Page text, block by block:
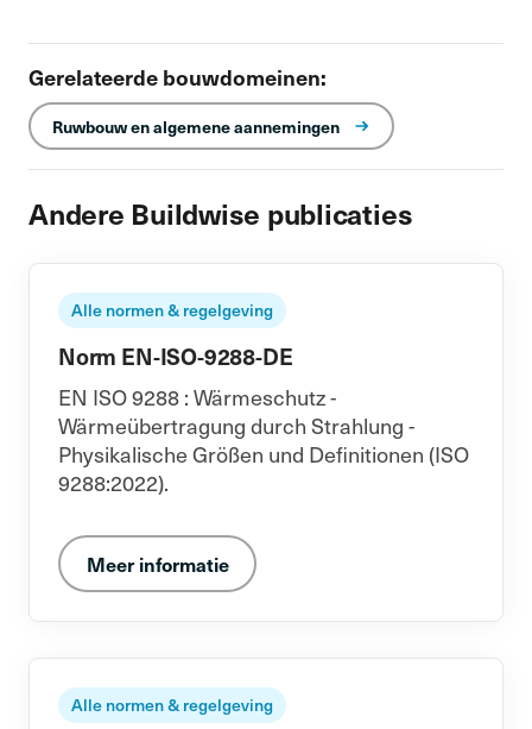
Gerelateerde bouwdomeinen:
Ruwbouw en algemene aannemingen
Andere Buildwise publicaties
Alle normen & regelgeving
Norm EN-ISO-9288-DE
EN ISO 9288 : Wärmeschutz -
Wärmeübertragung durch Strahlung -
Physikalische Größen und Definitionen (ISO
9288:2022).
Meer informatie
Alle normen & regelgeving